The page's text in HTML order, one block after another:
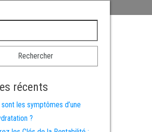
récents
sont les symptômes d’une
?